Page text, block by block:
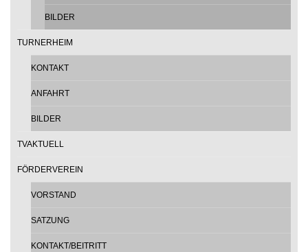
BILDER
TURNERHEIM
KONTAKT
ANFAHRT
BILDER
TVAKTUELL
FÖRDERVEREIN
VORSTAND
SATZUNG
KONTAKT/BEITRITT